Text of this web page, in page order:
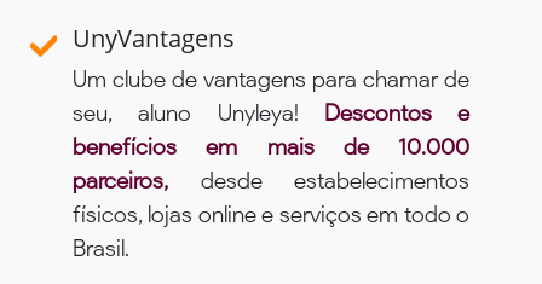
UnyVantagens
Um clube de vantagens para chamar de
seu, aluno Unyleya! Descontos e
benefícios em mais de 10.000
parceiros, desde estabelecimentos
físicos, lojas online e serviços em todo o
Brasil.